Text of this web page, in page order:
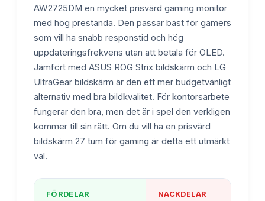
AW2725DM en mycket prisvärd gaming monitor
med hög prestanda. Den passar bäst för gamers
som vill ha snabb responstid och hög
uppdateringsfrekvens utan att betala för OLED.
Jämfört med ASUS ROG Strix bildskärm och LG
UltraGear bildskärm är den ett mer budgetvänligt
alternativ med bra bildkvalitet. För kontorsarbete
fungerar den bra, men det är i spel den verkligen
kommer till sin rätt. Om du vill ha en prisvärd
bildskärm 27 tum för gaming är detta ett utmärkt
val.
FÖRDELAR NACKDELAR